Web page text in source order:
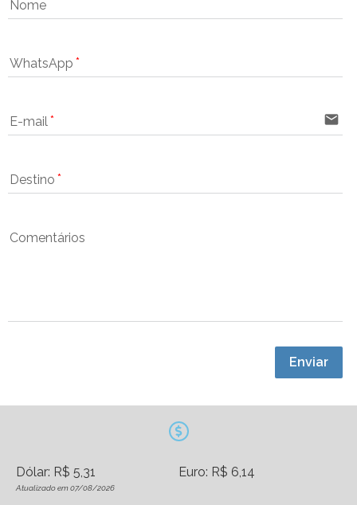
Nome
WhatsApp
E-mail email
Destino
Comentários
Enviar
Dólar: R$ 5,31 Euro: R$ 6,14
Atualizado em 07/08/2026